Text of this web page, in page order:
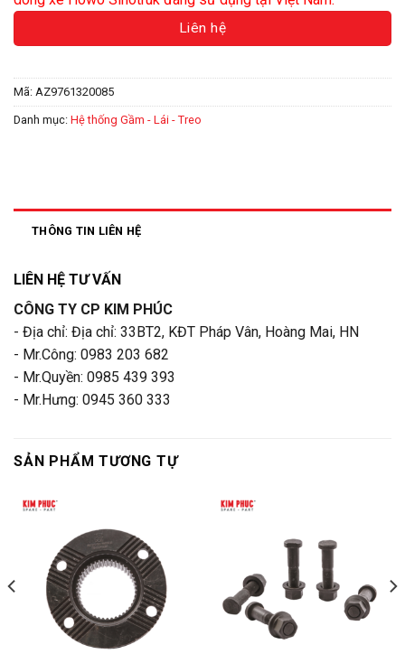
Liên hệ
Mã: AZ9761320085
Danh mục: Hệ thống Gầm - Lái - Treo
THÔNG TIN LIÊN HỆ
LIÊN HỆ TƯ VẤN
CÔNG TY CP KIM PHÚC
- Địa chỉ: Địa chỉ: 33BT2, KĐT Pháp Vân, Hoàng Mai, HN
- Mr.Công: 0983 203 682
- Mr.Quyền: 0985 439 393
- Mr.Hưng: 0945 360 333
SẢN PHẨM TƯƠNG TỰ